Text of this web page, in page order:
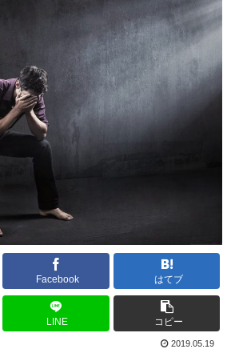
Facebook はてブ
LINE コピー
2019.05.19